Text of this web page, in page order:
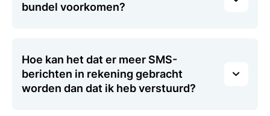
bundel voorkomen?
Hoe kan het dat er meer SMS-
berichten in rekening gebracht
worden dan dat ik heb verstuurd?